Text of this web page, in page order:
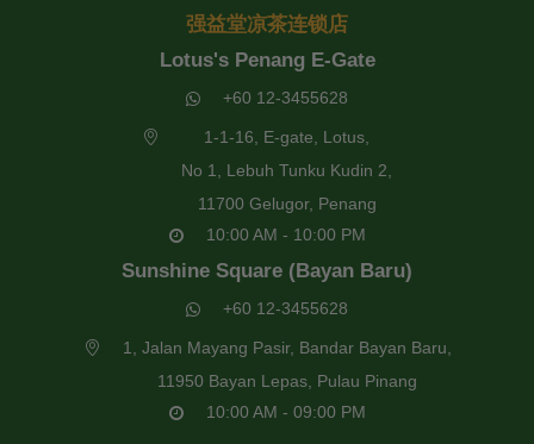
强益堂凉茶连锁店
Lotus's Penang E-Gate
+60 12-3455628
1-1-16, E-gate, Lotus,
No 1, Lebuh Tunku Kudin 2,
11700 Gelugor, Penang
10:00 AM - 10:00 PM
Sunshine Square (Bayan Baru)
+60 12-3455628
1, Jalan Mayang Pasir, Bandar Bayan Baru,
11950 Bayan Lepas, Pulau Pinang
10:00 AM - 09:00 PM